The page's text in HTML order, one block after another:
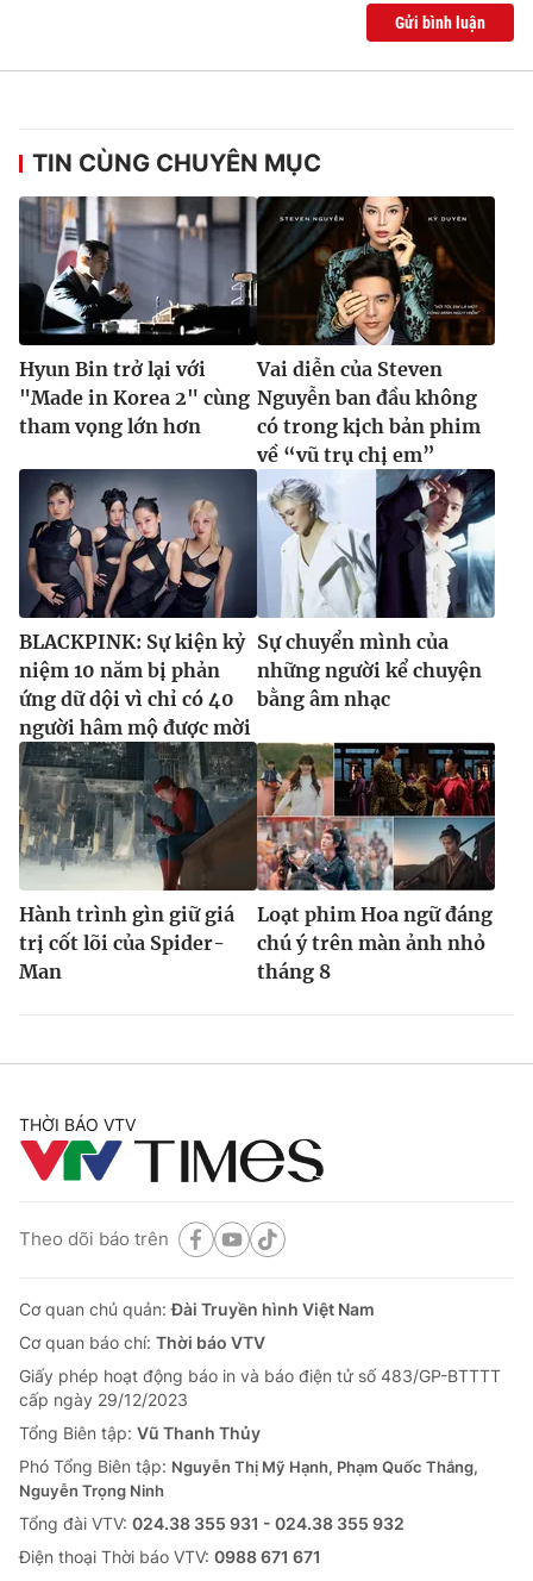
Gửi bình luận
TIN CÙNG CHUYÊN MỤC
Hyun Bin trở lại với
"Made in Korea 2" cùng
tham vọng lớn hơn
Vai diễn của Steven
Nguyễn ban đầu không
có trong kịch bản phim
về “vũ trụ chị em”
BLACKPINK: Sự kiện kỷ
niệm 10 năm bị phản
ứng dữ dội vì chỉ có 40
người hâm mộ được mời
Sự chuyển mình của
những người kể chuyện
bằng âm nhạc
Hành trình gìn giữ giá
trị cốt lõi của Spider-
Man
Loạt phim Hoa ngữ đáng
chú ý trên màn ảnh nhỏ
tháng 8
THỜI BÁO VTV
Theo dõi báo trên
Cơ quan chủ quản:Đài Truyền hình Việt Nam
Cơ quan báo chí: Thời báo VTV
Giấy phép hoạt động báo in và báo điện tử số 483/GP-BTTTT
cấp ngày 29/12/2023
Tổng Biên tập: Vũ Thanh Thủy
Phó Tổng Biên tập: Nguyễn Thị Mỹ Hạnh, Phạm Quốc Thắng,
Nguyễn Trọng Ninh
Tổng đài VTV: 024.38 355 931 - 024.38 355 932
Ðiện thoại Thời báo VTV: 0988 671 671